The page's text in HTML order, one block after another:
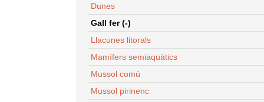
Dunes
Gall fer (-)
Llacunes litorals
Mamífers semiaquàtics
Mussol comú
Mussol pirinenc